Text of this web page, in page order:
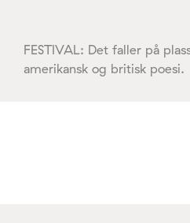
FESTIVAL: Det faller på
amerikansk og britisk poesi.